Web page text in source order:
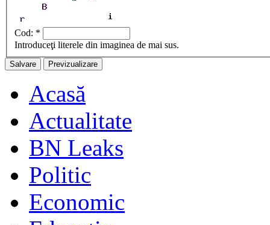
Cod: *
Introduceţi literele din imaginea de mai sus.
Acasă
Actualitate
BN Leaks
Politic
Economic